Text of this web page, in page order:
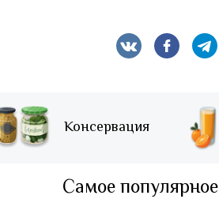
Консервация
Самое популярное